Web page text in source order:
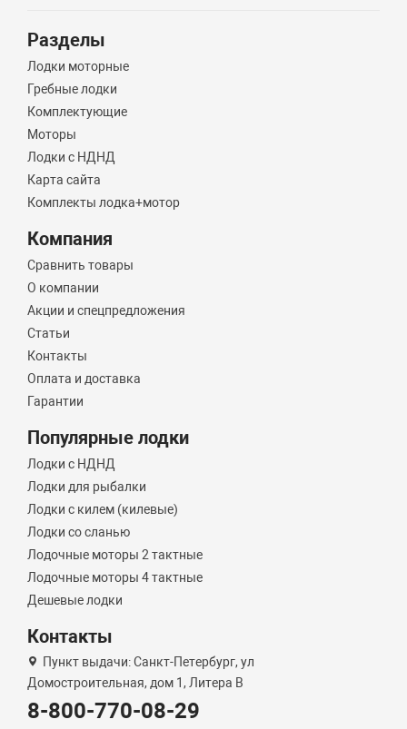
Разделы
Лодки моторные
Гребные лодки
Комплектующие
Моторы
Лодки с НДНД
Карта сайта
Комплекты лодка+мотор
Компания
Сравнить товары
О компании
Акции и спецпредложения
Статьи
Контакты
Оплата и доставка
Гарантии
Популярные лодки
Лодки с НДНД
Лодки для рыбалки
Лодки с килем (килевые)
Лодки со сланью
Лодочные моторы 2 тактные
Лодочные моторы 4 тактные
Дешевые лодки
Контакты
Пункт выдачи: Санкт-Петербург, ул
Домостроительная, дом 1, Литера B
8-800-770-08-29